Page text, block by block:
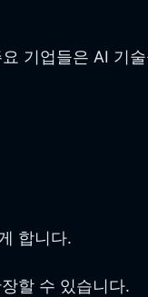
기업들은 AI 기
합니다.
할 수 있습니다.